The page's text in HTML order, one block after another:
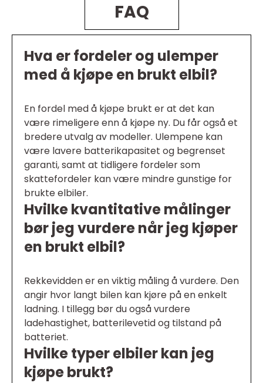
FAQ
Hva er fordeler og ulemper
med å kjøpe en brukt elbil?
En fordel med å kjøpe brukt er at det kan
være rimeligere enn å kjøpe ny. Du får også et
bredere utvalg av modeller. Ulempene kan
være lavere batterikapasitet og begrenset
garanti, samt at tidligere fordeler som
skattefordeler kan være mindre gunstige for
brukte elbiler.
Hvilke kvantitative målinger
bør jeg vurdere når jeg kjøper
en brukt elbil?
Rekkevidden er en viktig måling å vurdere. Den
angir hvor langt bilen kan kjøre på en enkelt
ladning. I tillegg bør du også vurdere
ladehastighet, batterilevetid og tilstand på
batteriet.
Hvilke typer elbiler kan jeg
kjøpe brukt?